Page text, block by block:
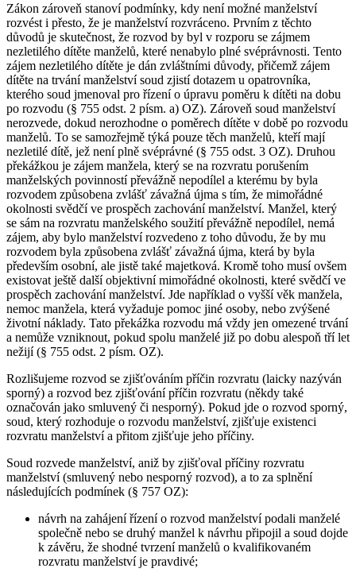
Zákon zároveň stanoví podmínky, kdy není možné manželství
rozvést i přesto, že je manželství rozvráceno. Prvním z těchto
důvodů je skutečnost, že rozvod by byl v rozporu se zájmem
nezletilého dítěte manželů, které nenabylo plné svéprávnosti. Tento
zájem nezletilého dítěte je dán zvláštními důvody, přičemž zájem
dítěte na trvání manželství soud zjistí dotazem u opatrovníka,
kterého soud jmenoval pro řízení o úpravu poměru k dítěti na dobu
po rozvodu (§ 755 odst. 2 písm. a) OZ). Zároveň soud manželství
nerozvede, dokud nerozhodne o poměrech dítěte v době po rozvodu
manželů. To se samozřejmě týká pouze těch manželů, kteří mají
nezletilé dítě, jež není plně svéprávné (§ 755 odst. 3 OZ). Druhou
překážkou je zájem manžela, který se na rozvratu porušením
manželských povinností převážně nepodílel a kterému by byla
rozvodem způsobena zvlášť závažná újma s tím, že mimořádné
okolnosti svědčí ve prospěch zachování manželství. Manžel, který
se sám na rozvratu manželského soužití převážně nepodílel, nemá
zájem, aby bylo manželství rozvedeno z toho důvodu, že by mu
rozvodem byla způsobena zvlášť závažná újma, která by byla
především osobní, ale jistě také majetková. Kromě toho musí ovšem
existovat ještě další objektivní mimořádné okolnosti, které svědčí ve
prospěch zachování manželství. Jde například o vyšší věk manžela,
nemoc manžela, která vyžaduje pomoc jiné osoby, nebo zvýšené
životní náklady. Tato překážka rozvodu má vždy jen omezené trvání
a nemůže vzniknout, pokud spolu manželé již po dobu alespoň tří let
nežijí (§ 755 odst. 2 písm. OZ).
Rozlišujeme rozvod se zjišťováním příčin rozvratu (laicky nazýván
sporný) a rozvod bez zjišťování příčin rozvratu (někdy také
označován jako smluvený či nesporný). Pokud jde o rozvod sporný,
soud, který rozhoduje o rozvodu manželství, zjišťuje existenci
rozvratu manželství a přitom zjišťuje jeho příčiny.
Soud rozvede manželství, aniž by zjišťoval příčiny rozvratu
manželství (smluvený nebo nesporný rozvod), a to za splnění
následujících podmínek (§ 757 OZ):
návrh na zahájení řízení o rozvod manželství podali manželé
společně nebo se druhý manžel k návrhu připojil a soud dojde
k závěru, že shodné tvrzení manželů o kvalifikovaném
rozvratu manželství je pravdivé;